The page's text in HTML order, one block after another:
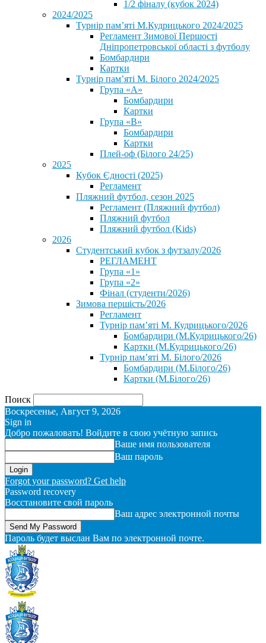
1/2 фіналу (кубок 2024)
2024/2025
Турнір пам’яті М.Кудрицького 2024/2025
Регламент Зимової Першості
Дніпропетровської області з футболу
Бомбардири
Картки
Турнір пам’яті М. Білого 2024/2025
Група «А»
Бомбардири
Картки
Група «В»
Бомбардири
Картки
Плей-оф (Білого 24/25)
2025
Кубок Єдності (2025)
Регламент
Пляжний футбол, сезон 2025
Регламент (Пляжний футбол)
Пляжний футбол
Пляжний футбол (Kids)
2026
Студентський кубок з футзалу/2026
РЕГЛАМЕНТ
Група «1»
Група «2»
Фінал (студенти/2026)
⁨Зимова першість/2026⁩
Регламент
Турнір пам’яті М. Кудрицького/2026
Бомбардири (М.Кудрицького/26)
Картки (М.Кудрицького/26)
Турнір пам’яті М. Білого/2026
Бомбардири (М.Білого/26)
Картки (М.Білого/26)
Поиск
Воскресенье, Август 9, 2026
Sign in
Добро пожаловать! Войдите в свою учётную запись
Ваше имя пользователя
Ваш пароль
Forgot your password? Get help
Password recovery
Восстановите свой пароль
Ваш адрес электронной почты
Пароль будет выслан Вам по электронной почте.